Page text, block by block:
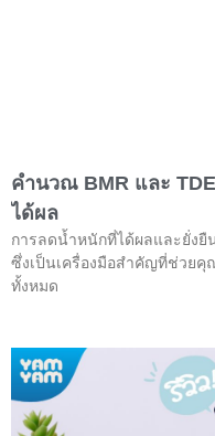
คำนวณ BMR และ
ได้ผล
การลดน้ำหนักที่ได้ผลและยั่งยื
ซึ่งเป็นเครื่องมือสำคัญที่ช่วย
ทั้งหมด